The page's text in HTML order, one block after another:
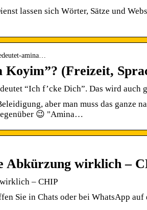
lassen sich Wörter, Sätze und
amina…
Koyim”? (Freizeit,
“Ich f’cke Dich”. Das wird auch
aber man muss das ganze
😉 "Amina…
wirklich –
– CHIP
Sie in Chats oder bei WhatsApp